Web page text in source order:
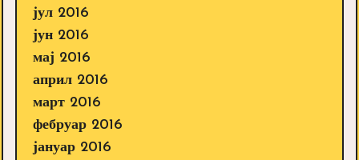
јул 2016
јун 2016
мај 2016
април 2016
март 2016
фебруар 2016
јануар 2016